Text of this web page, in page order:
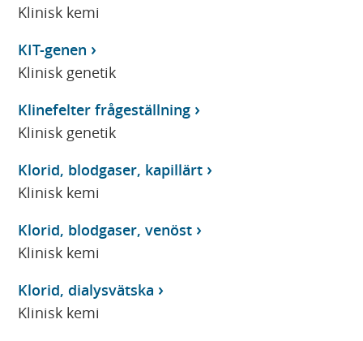
Klinisk kemi
KIT-genen
Klinisk genetik
Klinefelter frågeställning
Klinisk genetik
Klorid, blodgaser, kapillärt
Klinisk kemi
Klorid, blodgaser, venöst
Klinisk kemi
Klorid, dialysvätska
Klinisk kemi